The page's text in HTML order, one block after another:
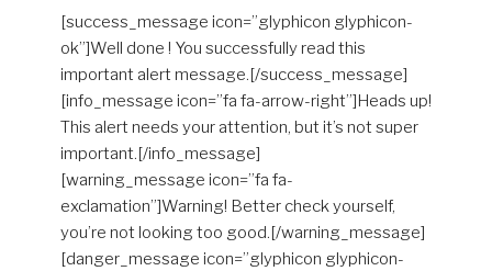
[success_message icon=”glyphicon glyphicon-
ok”]Well done ! You successfully read this
important alert message.[/success_message]
[info_message icon=”fa fa-arrow-right”]Heads up!
This alert needs your attention, but it’s not super
important.[/info_message]
[warning_message icon=”fa fa-
exclamation”]Warning! Better check yourself,
you’re not looking too good.[/warning_message]
[danger_message icon=”glyphicon glyphicon-